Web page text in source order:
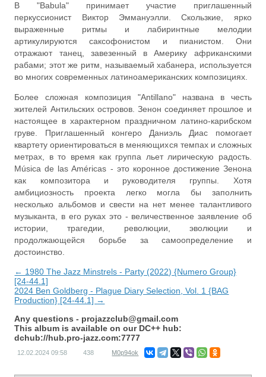
В "Babula" принимает участие приглашенный
перкуссионист Виктор Эммануэлли. Скользкие, ярко
выраженные ритмы и лабиринтные мелодии
артикулируются саксофонистом и пианистом. Они
отражают танец, завезенный в Америку африканскими
рабами; этот же ритм, называемый хабанера, используется
во многих современных латиноамериканских композициях.
Более сложная композиция "Antillano" названа в честь
жителей Антильских островов. Зенон соединяет прошлое и
настоящее в характерном праздничном латино-карибском
груве. Приглашенный конгеро Даниэль Диас помогает
квартету ориентироваться в меняющихся темпах и сложных
метрах, в то время как группа льет лирическую радость.
Música de las Américas - это коронное достижение Зенона
как композитора и руководителя группы. Хотя
амбициозность проекта легко могла бы заполнить
несколько альбомов и свести на нет менее талантливого
музыканта, в его руках это - величественное заявление об
истории, трагедии, революции, эволюции и
продолжающейся борьбе за самоопределение и
достоинство.
← 1980 The Jazz Minstrels - Party (2022) {Numero Group}
[24-44.1]
2024 Ben Goldberg - Plague Diary Selection, Vol. 1 {BAG
Production} [24-44.1] →
Any questions - projazzclub@gmail.com
This album is available on our DC++ hub:
dchub://hub.pro-jazz.com:7777
12.02.2024 09:58 438 M0p94ok